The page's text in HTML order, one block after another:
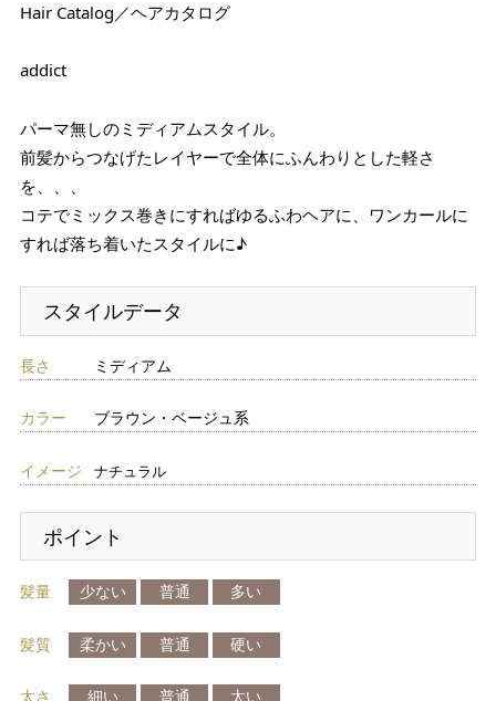
Hair Catalog／ヘアカタログ
addict
パーマ無しのミディアムスタイル。
前髪からつなげたレイヤーで全体にふんわりとした軽さ
を、、、
コテでミックス巻きにすればゆるふわヘアに、ワンカールに
すれば落ち着いたスタイルに♪
スタイルデータ
長さ ミディアム
カラー ブラウン・ベージュ系
イメージ ナチュラル
ポイント
髪量 少ない 普通 多い
髪質 柔かい 普通 硬い
太さ 細い 普通 太い